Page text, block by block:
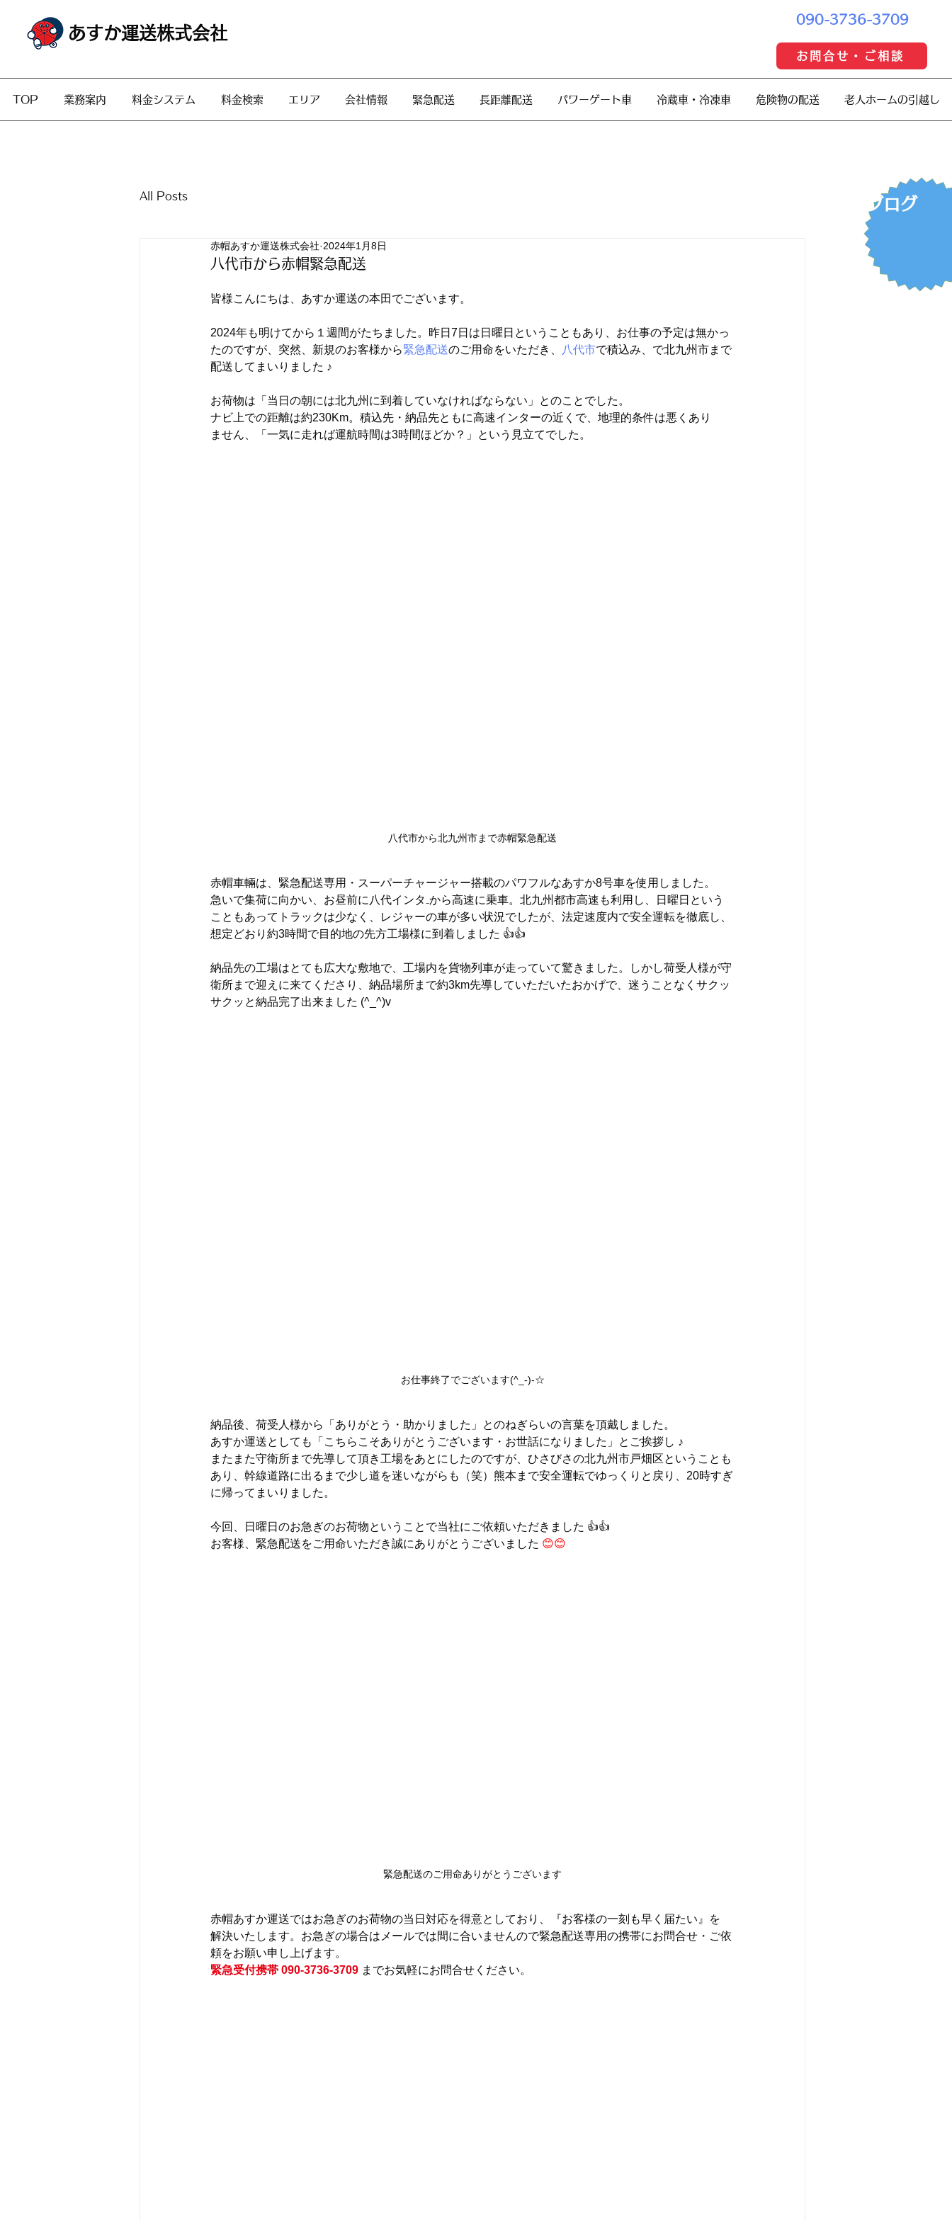
​ブログ
あすか運送株式会社
090-3736-3709
お問合せ・ご相談
TOP 業務案内 料金システム 料金検索 エリア 会社情報 緊急配送 長距離配送 パワーゲート車 冷蔵車・冷凍車 危険物の配送 老人ホームの引越し
All Posts
八代市から赤帽緊急配送
赤帽あすか運送株式会社 2024年1月8日
皆様こんにちは、あすか運送の本田でございます。
2024年も明けてから１週間がたちました。昨日7日は日曜日ということもあり、お仕事の予定は無かっ
たのですが、突然、新規のお客様から緊急配送のご用命をいただき、 八代市で積込み、で北九州市まで
配送してまいりました ♪
お荷物は「当日の朝には北九州に到着していなければならない」とのことでした。
ナビ上での距離は約230Km。積込先・納品先ともに高速インターの近くで、地理的条件は悪くあり
ません、「一気に走れば運航時間は3時間ほどか？」という見立てでした。
八代市から北九州市まで赤帽緊急配送
赤帽車輛は、緊急配送専用・スーパーチャージャー搭載のパワフルなあすか8号車を使用しました。
急いで集荷に向かい、お昼前に八代インタ₋から高速に乗車。北九州都市高速も利用し、日曜日という
こともあってトラックは少なく、レジャーの車が多い状況でしたが、法定速度内で安全運転を徹底し、
想定どおり約3時間で目的地の先方工場様に到着しました 👍👍
納品先の工場はとても広大な敷地で、工場内を貨物列車が走っていて驚きました。しかし荷受人様が守
衛所まで迎えに来てくださり、納品場所まで約3km先導していただいたおかげで、迷うことなくサクッ
サクッと納品完了出来ました (^_^)v
お仕事終了でございます(^_-)-☆
納品後、荷受人様から「ありがとう・助かりました」とのねぎらいの言葉を頂戴しました。
あすか運送としても「こちらこそありがとうございます・お世話になりました」とご挨拶し ♪
またまた守衛所まで先導して頂き工場をあとにしたのですが、ひさびさの北九州市戸畑区ということも
あり、幹線道路に出るまで少し道を迷いながらも（笑）熊本まで安全運転でゆっくりと戻り、20時すぎ
に帰ってまいりました。
今回、日曜日のお急ぎのお荷物ということで当社にご依頼いただきました 👍👍
お客様、緊急配送をご用命いただき誠にありがとうございました 😊😊
緊急配送のご用命ありがとうございます
赤帽あすか運送ではお急ぎのお荷物の当日対応を得意としており、『お客様の一刻も早く届たい』を
解決いたします。お急ぎの場合はメールでは間に合いませんので緊急配送専用の携帯にお問合せ・ご依
頼をお願い申し上げます。
緊急受付携帯 090-3736-3709 までお気軽にお問合せください。